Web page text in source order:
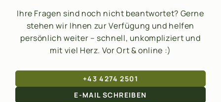
Ihre Fragen sind noch nicht beantwortet? Gerne
stehen wir Ihnen zur Verfügung und helfen
persönlich weiter – schnell, unkompliziert und
mit viel Herz. Vor Ort & online :)
+43 4274 2501
E-MAIL SCHREIBEN